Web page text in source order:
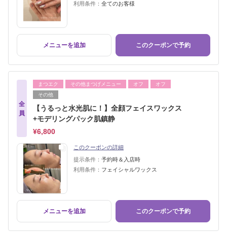
利用条件： 全てのお客様
メニューを追加 このクーポンで予約
全
員
まつエク その他まつげメニュー オフ
オフ
その他
【うるっと水光肌に！】全顔フェイスワックス
+モデリングパック肌鎮静
¥6,800
このクーポンの詳細
提示条件： 予約時＆入店時
利用条件： フェイシャルワックス
メニューを追加 このクーポンで予約